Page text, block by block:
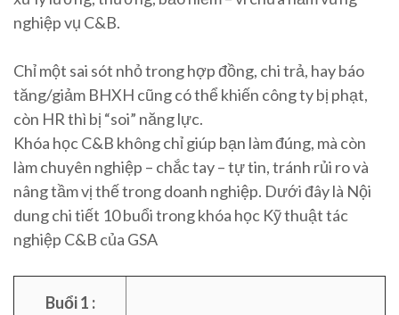
nghiệp vụ C&B.
Chỉ một sai sót nhỏ trong hợp đồng, chi trả, hay báo
tăng/giảm BHXH cũng có thể khiến công ty bị phạt,
còn HR thì bị “soi” năng lực.
Khóa học C&B không chỉ giúp bạn làm đúng, mà còn
làm chuyên nghiệp – chắc tay – tự tin, tránh rủi ro và
nâng tầm vị thế trong doanh nghiệp. Dưới đây là Nội
dung chi tiết 10 buổi trong khóa học Kỹ thuật tác
nghiệp C&B của GSA
Buổi 1 :